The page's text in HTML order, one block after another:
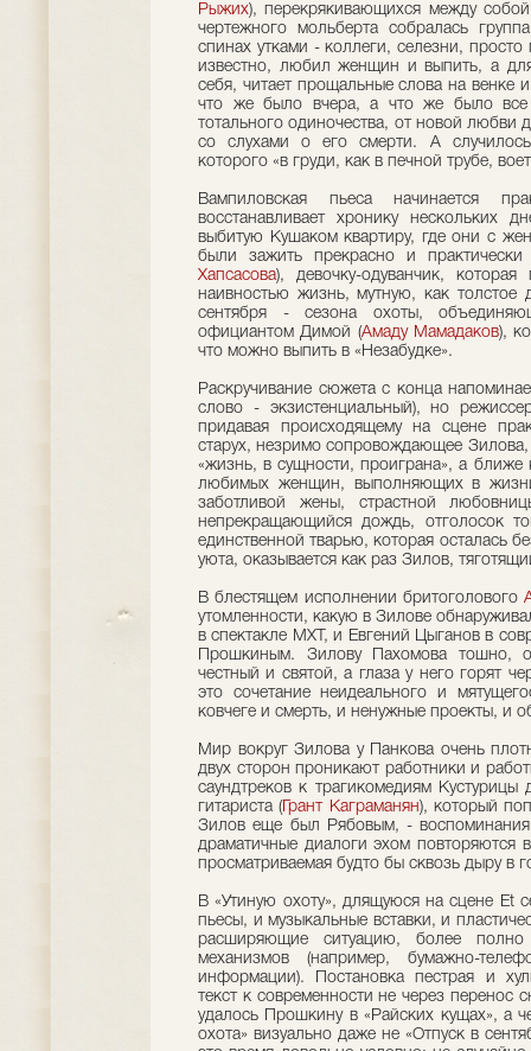
Рыжих), перекрякивающихся между
чертежного мольберта собралась
спинах утками - коллеги, селезни,
известно, любил женщин и выпить, а
себя, читает прощальные слова на венке
что же было вчера, а что же было
тотального одиночества, от новой
со слухами о его смерти. А
которого «в груди, как в печной трубе,
Вампиловская пьеса начинается
восстанавливает хронику нескольких
выбитую Кушаком квартиру, где они с
были зажить прекрасно и
Хапсасова), девочку-одуванчик,
наивностью жизнь, мутную, как
сентября - сезона охоты,
официантом Димой (Амаду Мамадаков),
что можно выпить в «Незабудке».
Раскручивание сюжета с конца
слово - экзистенциальный), но
придавая происходящему на сцене
старух, незримо сопровождающее
«жизнь, в сущности, проиграна», а
любимых женщин, выполняющих в
заботливой жены, страстной
непрекращающийся дождь, отголосок
единственной тварью, которая осталась
уюта, оказывается как раз Зилов,
В блестящем исполнении бритоголового
утомленности, какую в Зилове
в спектакле МХТ, и Евгений Цыганов в
Прошкиным. Зилову Пахомова тошно,
честный и святой, а глаза у него горят
это сочетание неидеального и
ковчеге и смерть, и ненужные проекты, и
Мир вокруг Зилова у Панкова очень
двух сторон проникают работники и
саундтреков к трагикомедиям
гитариста ( Грант Каграманян), который
Зилов еще был Рябовым, -
драматичные диалоги эхом повторяются
просматриваемая будто бы сквозь дыру в
В «Утиную охоту», длящуюся на сцене Et
пьесы, и музыкальные вставки, и
расширяющие ситуацию, более полно
механизмов (например, бумажно-
информации). Постановка пестрая и
текст к современности не через перенос
удалось Прошкину в «Райских кущах», а
охота» визуально даже не «Отпуск в